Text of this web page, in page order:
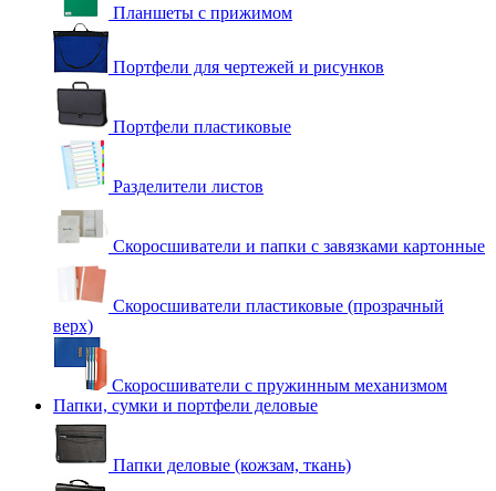
Планшеты с прижимом
Портфели для чертежей и рисунков
Портфели пластиковые
Разделители листов
Скоросшиватели и папки с завязками картонные
Скоросшиватели пластиковые (прозрачный
верх)
Скоросшиватели с пружинным механизмом
Папки, сумки и портфели деловые
Папки деловые (кожзам, ткань)